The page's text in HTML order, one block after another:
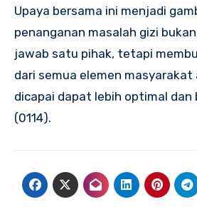
Upaya bersama ini menjadi
penanganan masalah gizi
jawab satu pihak, tetapi
dari semua elemen masyarakat
dicapai dapat lebih optimal dan
(0114).